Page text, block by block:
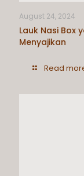
August 24, 2024
Lauk Nasi Box
Menyajikan
Read